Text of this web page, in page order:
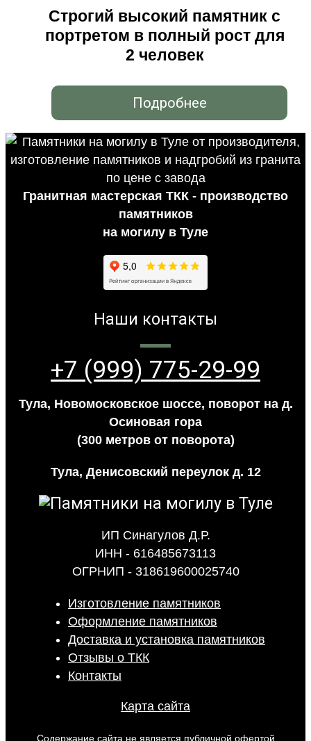
Строгий высокий памятник с
портретом в полный рост для
2 человек
Подробнее
Гранитная мастерская ТКК - производство
памятников
на могилу в Туле
Наши контакты
+7 (999) 775-29-99
Тула, Новомосковское шоссе, поворот на д.
Осиновая гора
(300 метров от поворота)
Тула, Денисовский переулок д. 12
ИП Синагулов Д.Р.
ИНН - 616485673113
ОГРНИП - 318619600025740
Изготовление памятников
Оформление памятников
Доставка и установка памятников
Отзывы о ТКК
Контакты
Карта сайта
Содержание сайта не является публичной офертой